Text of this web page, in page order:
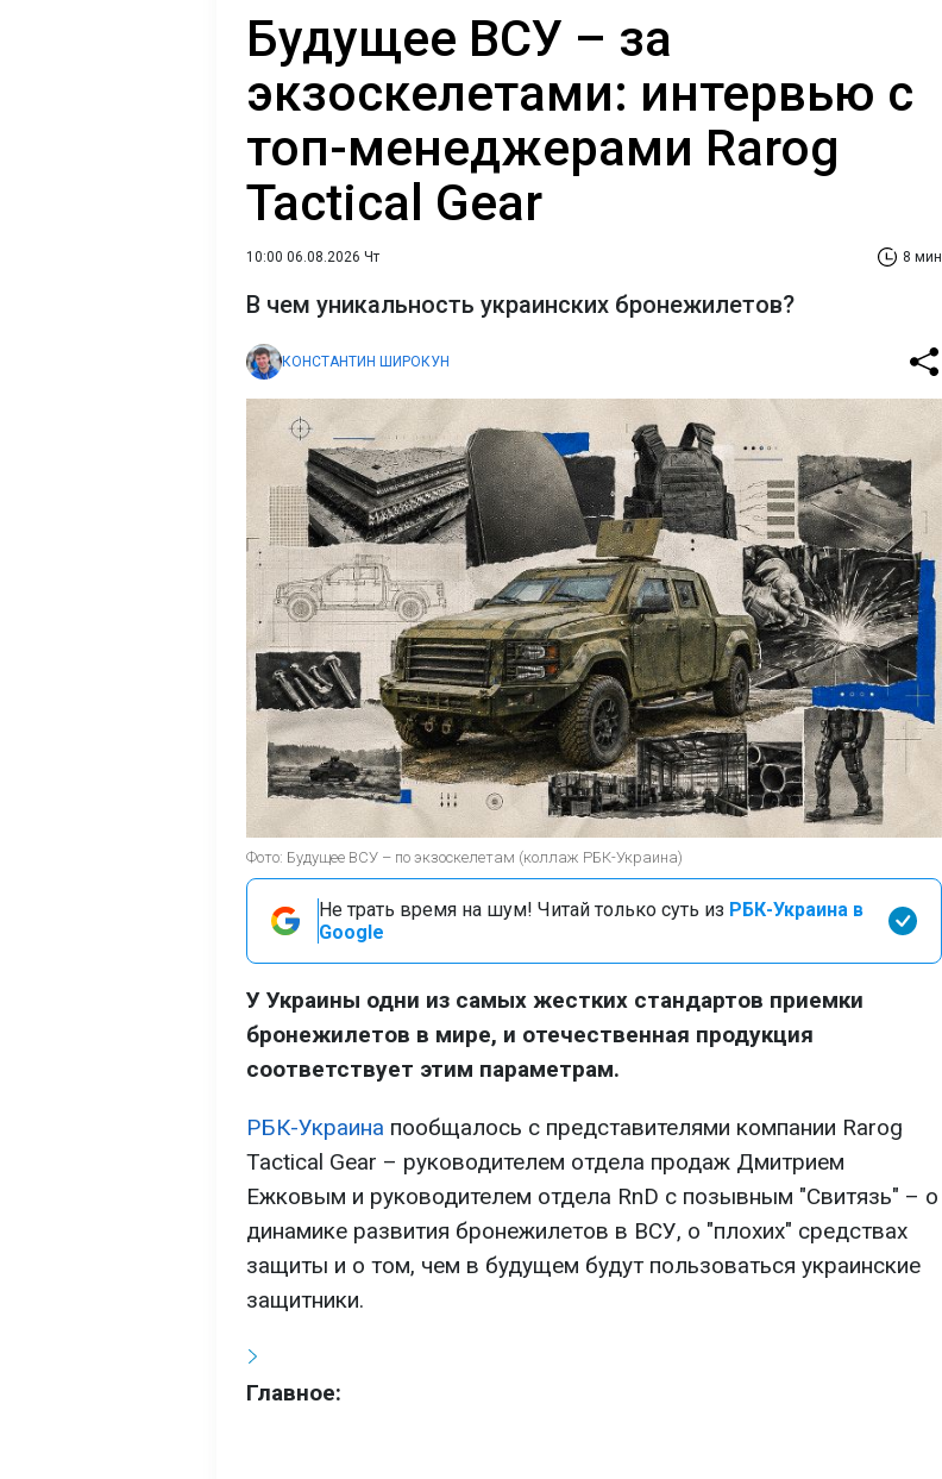
Будущее ВСУ – за
экзоскелетами: интервью с
топ-менеджерами Rarog
Tactical Gear
10:00 06.08.2026 Чт 8 мин
В чем уникальность украинских бронежилетов?
КОНСТАНТИН ШИРОКУН
Фото: Будущее ВСУ – по экзоскелетам (коллаж РБК-Украина)
Не трать время на шум! Читай только суть из РБК-Украина в
Google
У Украины одни из самых жестких стандартов приемки
бронежилетов в мире, и отечественная продукция
соответствует этим параметрам.
РБК-Украина пообщалось с представителями компании Rarog
Tactical Gear – руководителем отдела продаж Дмитрием
Ежковым и руководителем отдела RnD с позывным "Свитязь" – о
динамике развития бронежилетов в ВСУ, о "плохих" средствах
защиты и о том, чем в будущем будут пользоваться украинские
защитники.
Главное: